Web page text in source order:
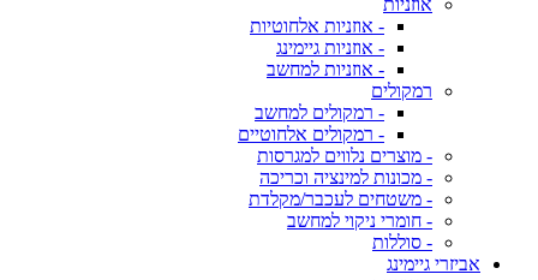
אוזניות
- אוזניות אלחוטיות
- אוזניות גיימינג
- אוזניות למחשב
רמקולים
- רמקולים למחשב
- רמקולים אלחוטיים
- מוצרים נלווים למגרסות
- מכונות למינציה וכריכה
- משטחים לעכבר/מקלדת
- חומרי ניקוי למחשב
- סוללות
אביזרי גיימינג